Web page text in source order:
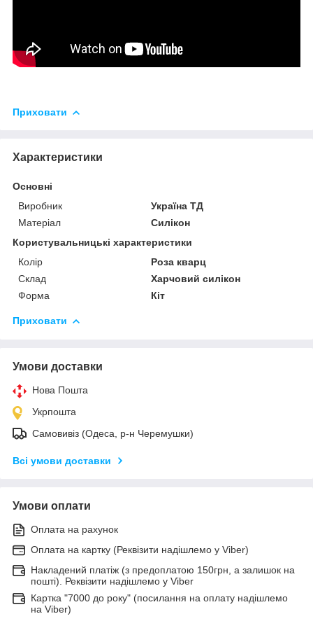
Приховати
Характеристики
Основні
Виробник
Україна ТД
Матеріал
Силікон
Користувальницькі характеристики
Колір
Роза кварц
Склад
Харчовий силікон
Форма
Кіт
Приховати
Умови доставки
Нова Пошта
Укрпошта
Самовивіз (Одеса, р-н Черемушки)
Всі умови доставки
Умови оплати
Оплата на рахунок
Оплата на картку (Реквізити надішлемо у Viber)
Накладений платіж (з предоплатою 150грн, а залишок на
пошті). Реквізити надішлемо у Viber
Картка "7000 до року" (посилання на оплату надішлемо
на Viber)